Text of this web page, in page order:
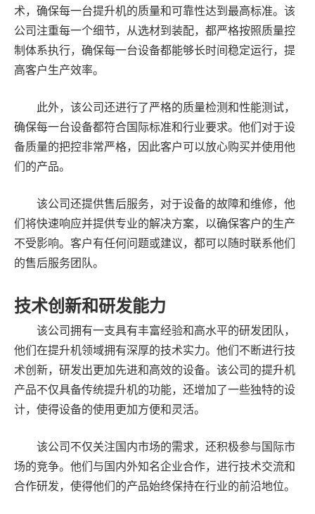
术，确保每一台提升机的质量和可靠性达到最高标准。该
公司注重每一个细节，从选材到装配，都严格按照质量控
制体系执行，确保每一台设备都能够长时间稳定运行，提
高客户生产效率。
此外，该公司还进行了严格的质量检测和性能测试，
确保每一台设备都符合国际标准和行业要求。他们对于设
备质量的把控非常严格，因此客户可以放心购买并使用他
们的产品。
该公司还提供售后服务，对于设备的故障和维修，他
们将快速响应并提供专业的解决方案，以确保客户的生产
不受影响。客户有任何问题或建议，都可以随时联系他们
的售后服务团队。
技术创新和研发能力
该公司拥有一支具有丰富经验和高水平的研发团队，
他们在提升机领域拥有深厚的技术实力。他们不断进行技
术创新，研发出更加先进和高效的设备。该公司的提升机
产品不仅具备传统提升机的功能，还增加了一些独特的设
计，使得设备的使用更加方便和灵活。
该公司不仅关注国内市场的需求，还积极参与国际市
场的竞争。他们与国内外知名企业合作，进行技术交流和
合作研发，使得他们的产品始终保持在行业的前沿地位。